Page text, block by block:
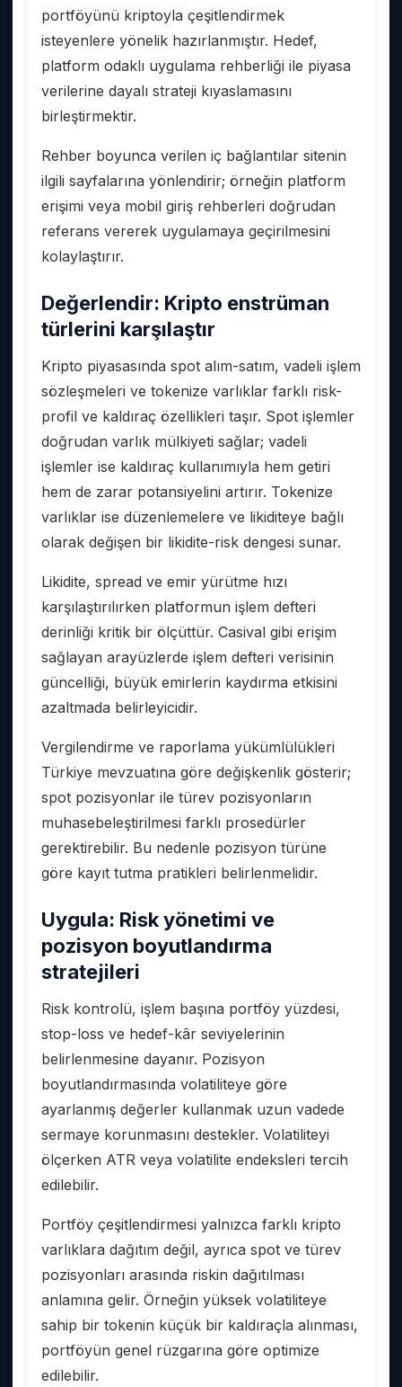
portföyünü kriptoyla çeşitlendirmek
isteyenlere yönelik hazırlanmıştır. Hedef,
platform odaklı uygulama rehberliği ile piyasa
verilerine dayalı strateji kıyaslamasını
birleştirmektir.
Rehber boyunca verilen iç bağlantılar sitenin
ilgili sayfalarına yönlendirir; örneğin platform
erişimi veya mobil giriş rehberleri doğrudan
referans vererek uygulamaya geçirilmesini
kolaylaştırır.
Değerlendir: Kripto enstrüman
türlerini karşılaştır
Kripto piyasasında spot alım-satım, vadeli işlem
sözleşmeleri ve tokenize varlıklar farklı risk-
profil ve kaldıraç özellikleri taşır. Spot işlemler
doğrudan varlık mülkiyeti sağlar; vadeli
işlemler ise kaldıraç kullanımıyla hem getiri
hem de zarar potansiyelini artırır. Tokenize
varlıklar ise düzenlemelere ve likiditeye bağlı
olarak değişen bir likidite-risk dengesi sunar.
Likidite, spread ve emir yürütme hızı
karşılaştırılırken platformun işlem defteri
derinliği kritik bir ölçüttür. Casival gibi erişim
sağlayan arayüzlerde işlem defteri verisinin
güncelliği, büyük emirlerin kaydırma etkisini
azaltmada belirleyicidir.
Vergilendirme ve raporlama yükümlülükleri
Türkiye mevzuatına göre değişkenlik gösterir;
spot pozisyonlar ile türev pozisyonların
muhasebeleştirilmesi farklı prosedürler
gerektirebilir. Bu nedenle pozisyon türüne
göre kayıt tutma pratikleri belirlenmelidir.
Uygula: Risk yönetimi ve
pozisyon boyutlandırma
stratejileri
Risk kontrolü, işlem başına portföy yüzdesi,
stop-loss ve hedef-kâr seviyelerinin
belirlenmesine dayanır. Pozisyon
boyutlandırmasında volatiliteye göre
ayarlanmış değerler kullanmak uzun vadede
sermaye korunmasını destekler. Volatiliteyi
ölçerken ATR veya volatilite endeksleri tercih
edilebilir.
Portföy çeşitlendirmesi yalnızca farklı kripto
varlıklara dağıtım değil, ayrıca spot ve türev
pozisyonları arasında riskin dağıtılması
anlamına gelir. Örneğin yüksek volatiliteye
sahip bir tokenin küçük bir kaldıraçla alınması,
portföyün genel rüzgarına göre optimize
edilebilir.